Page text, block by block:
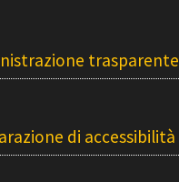
trasparente
di accessibilità